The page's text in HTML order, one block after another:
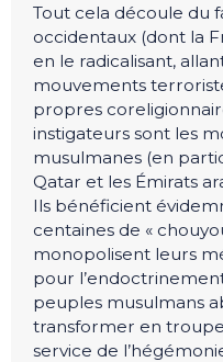
Tout cela découle du
occidentaux (dont la
en le radicalisant,
mouvements
propres
instigateurs sont les
musulmanes (en
Qatar et les Émirats
Ils bénéficient
centaines de «
monopolisent leurs
pour
peuples musulmans
transformer en
service de